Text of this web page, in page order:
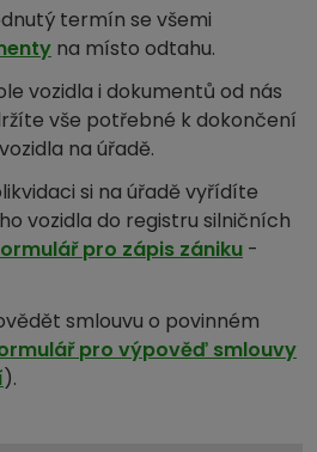
termín se všemi
na místo odtahu.
vozidla i dokumentů od nás
vše potřebné k dokončení
na úřadě.
si na úřadě vyřídíte
vozidla do registru silničních
pro zápis zániku -
smlouvu o povinném
pro výpověď smlouvy
).